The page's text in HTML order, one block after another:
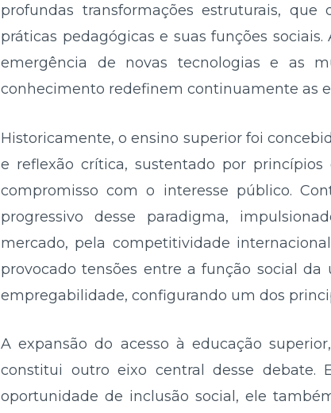
profundas transformações estruturais,
práticas pedagógicas e suas funções
emergência de novas tecnologias e as
conhecimento redefinem continuamente as
Historicamente, o ensino superior foi
e reflexão crítica, sustentado por
compromisso com o interesse público.
progressivo desse paradigma,
mercado, pela competitividade
provocado tensões entre a função social
empregabilidade, configurando um dos
A expansão do acesso à educação
constitui outro eixo central desse debate.
oportunidade de inclusão social, ele